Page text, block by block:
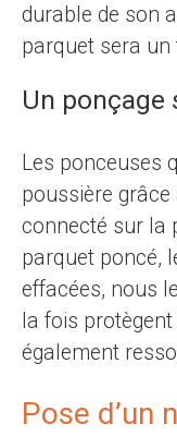
durable de son
parquet sera
Un ponçage
Les ponceuses
poussière
connecté sur la
parquet poncé,
effacées, nous
la fois
également
Pose d’un